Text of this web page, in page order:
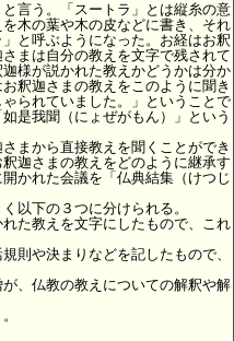
言う。「スートラ」とは縦糸の意
木の葉や木の皮などに書き、それ
と呼ぶようになった。お経はお釈
まは自分の教えを文字で残されて
様が説かれた教えかどうかは分か
釈迦さまの教えをこのように聞き
られていました。」ということで
是我聞（にょぜがもん）」という
まから直接教えを聞くことができ
迦さまの教えをどのように継承す
かれた会議を「仏典結集（けつじ
以下の３つに分けられる。
た教えを文字にしたもので、これ
や決まりなどを記したもので、
、仏教の教えについての解釈や解